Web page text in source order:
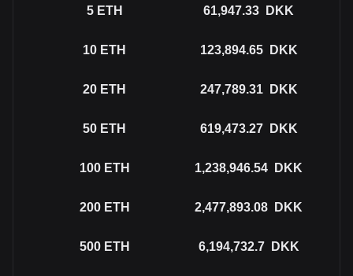
5 ETH 61,947.33 DKK
10 ETH 123,894.65 DKK
20 ETH 247,789.31 DKK
50 ETH 619,473.27 DKK
100 ETH 1,238,946.54 DKK
200 ETH 2,477,893.08 DKK
500 ETH 6,194,732.7 DKK